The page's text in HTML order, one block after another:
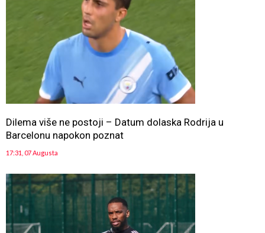
Dilema više ne postoji – Datum dolaska Rodrija u
Barcelonu napokon poznat
17:31, 07 Augusta